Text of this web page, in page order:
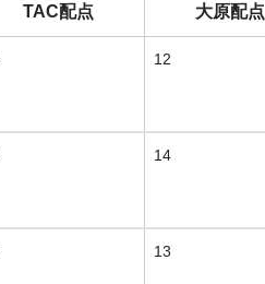
TAC配点 大原配点
12
14
13